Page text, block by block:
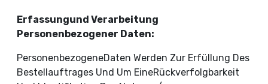
Erfassungund Verarbeitung
Personenbezogener Daten:
PersonenbezogeneDaten Werden Zur Erfüllung Des
Bestellauftrages Und Um EineRückverfolgbarkeit